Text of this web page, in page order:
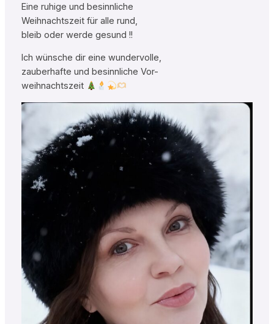
Eine ruhige und besinnliche
Weihnachtszeit für alle rund,
bleib oder werde gesund !!
Ich wünsche dir eine wundervolle,
zauberhafte und besinnliche Vor-
weihnachtszeit